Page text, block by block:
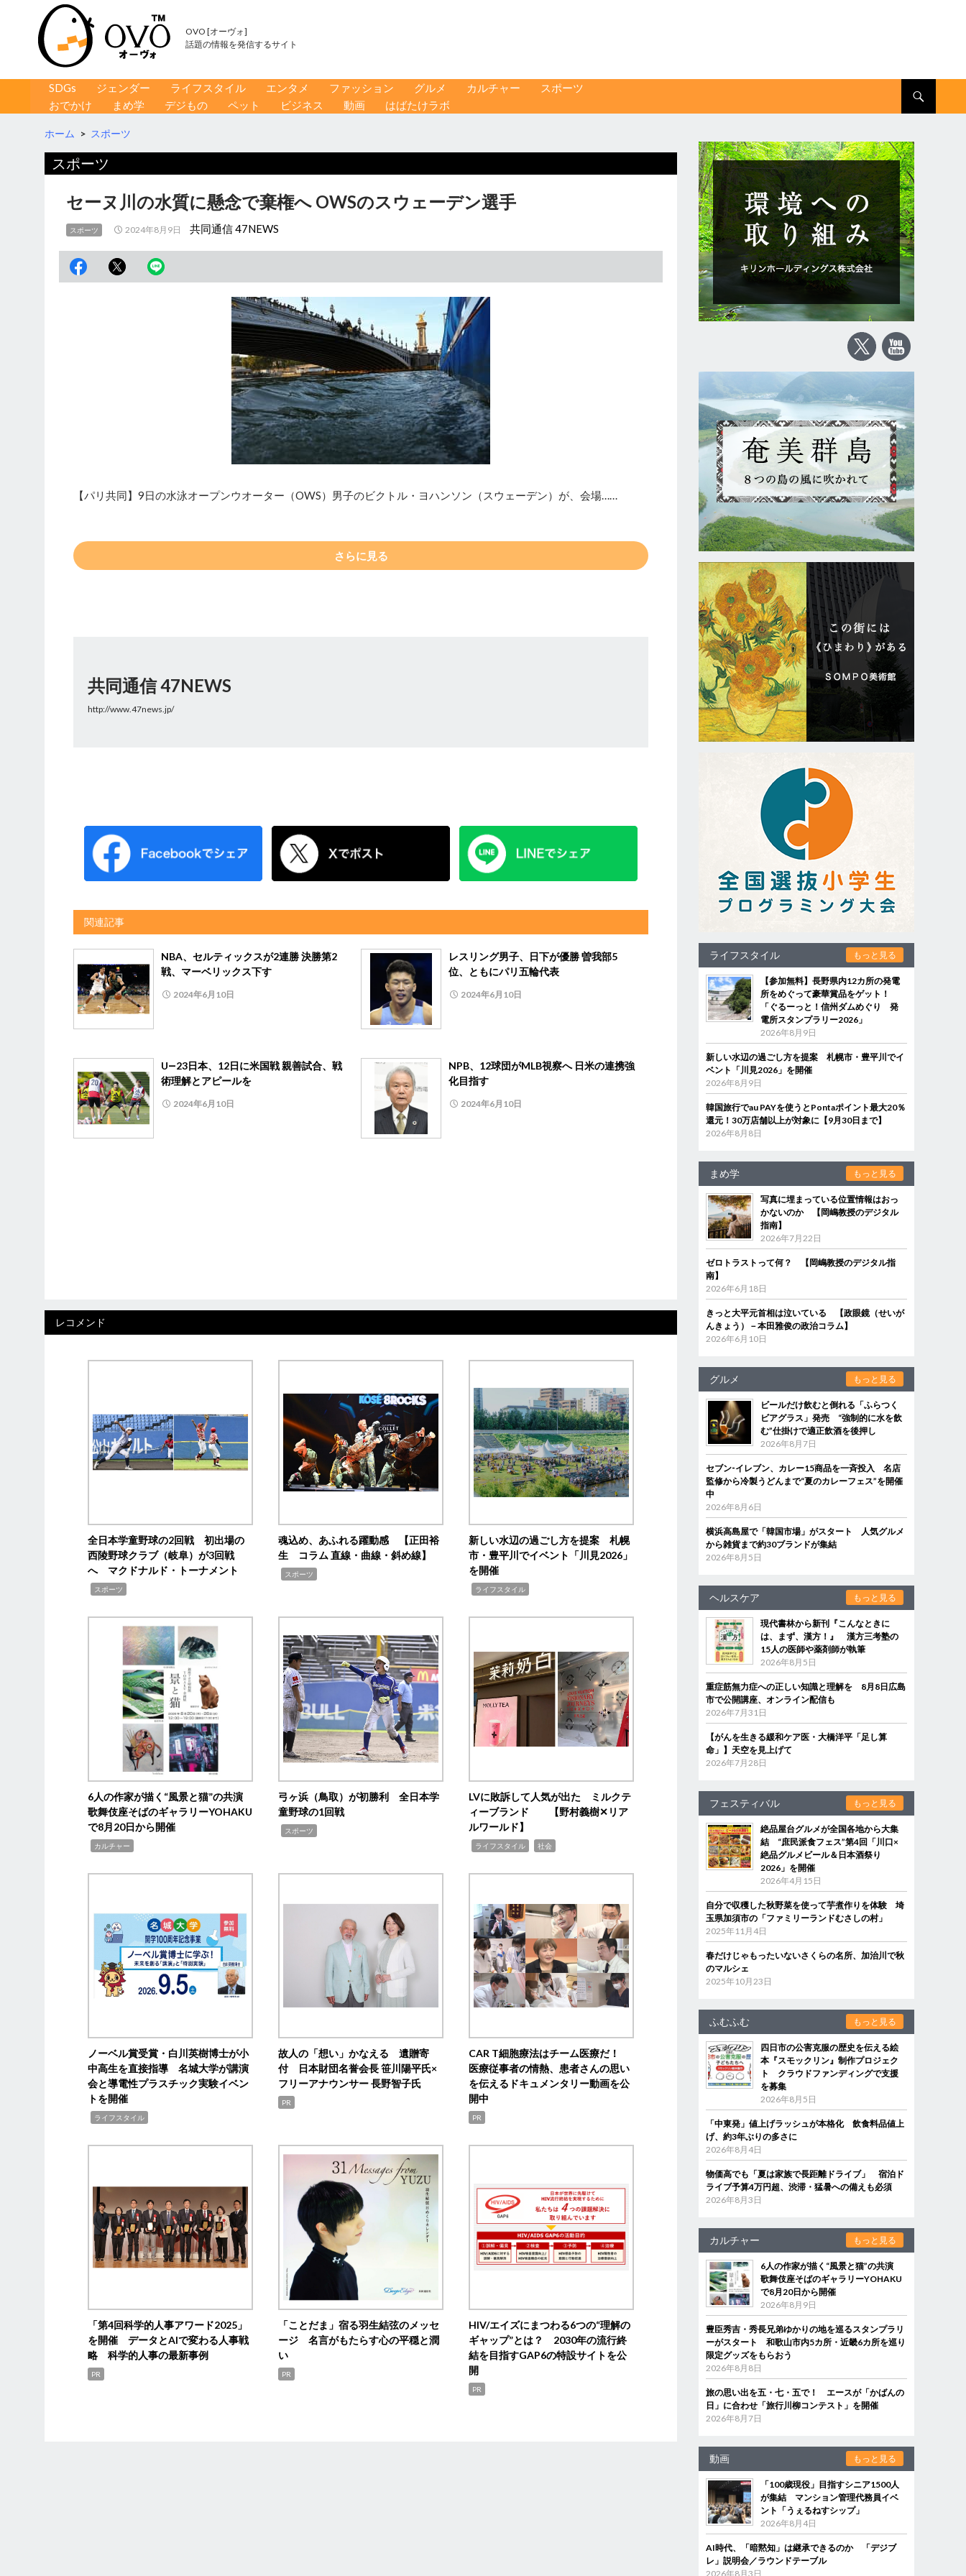
OVO [オーヴォ]
話題の情報を発信するサイト
コンテンツへ移動
SDGs ジェンダー ライフスタイル エンタメ ファッション グルメ カルチャー
スポーツ
おでかけ
まめ学 デジもの ペット ビジネス 動画 はばたけラボ
ホーム > スポーツ
スポーツ
セーヌ川の水質に懸念で棄権へ OWSのスウェーデン選手
スポーツ 2024年8月9日 共同通信 47NEWS
【パリ共同】9日の水泳オープンウオーター（OWS）男子のビクトル・ヨハンソン（スウェーデン）が、会場……
さらに見る
共同通信 47NEWS
http://www.47news.jp/
関連記事
NBA、セルティックスが2連勝 決勝第2
戦、マーベリックス下す
2024年6月10日
レスリング男子、日下が優勝 曽我部5
位、ともにパリ五輪代表
2024年6月10日
U―23日本、12日に米国戦 親善試合、戦
術理解とアピールを
2024年6月10日
NPB、12球団がMLB視察へ 日米の連携強
化目指す
2024年6月10日
レコメンド
全日本学童野球の2回戦 初出場の
西陵野球クラブ（岐阜）が3回戦
へ マクドナルド・トーナメント
スポーツ
魂込め、あふれる躍動感 【正田裕
生 コラム 直線・曲線・斜め線】
スポーツ
新しい水辺の過ごし方を提案 札幌
市・豊平川でイベント「川見2026」
を開催
ライフスタイル
6人の作家が描く“風景と猫”の共演
歌舞伎座そばのギャラリーYOHAKU
で8月20日から開催
カルチャー
弓ヶ浜（鳥取）が初勝利 全日本学
童野球の1回戦
スポーツ
LVに敗訴して人気が出た ミルクテ
ィーブランド 【野村義樹✕リア
ルワールド】
ライフスタイル 社会
ノーベル賞受賞・白川英樹博士が小
中高生を直接指導 名城大学が講演
会と導電性プラスチック実験イベン
トを開催
ライフスタイル
故人の「想い」かなえる 遺贈寄
付 日本財団名誉会長 笹川陽平氏×
フリーアナウンサー 長野智子氏
PR
CAR T細胞療法はチーム医療だ！
医療従事者の情熱、患者さんの思い
を伝えるドキュメンタリー動画を公
開中
PR
「第4回科学的人事アワード2025」
を開催 データとAIで変わる人事戦
略 科学的人事の最新事例
PR
「ことだま」宿る羽生結弦のメッセ
ージ 名言がもたらす心の平穏と潤
い
PR
HIV/エイズにまつわる6つの“理解の
ギャップ”とは？ 2030年の流行終
結を目指すGAP6の特設サイトを公
開
PR
ライフスタイル もっと見る
【参加無料】長野県内12カ所の発電
所をめぐって豪華賞品をゲット！
「ぐるーっと！信州ダムめぐり 発
電所スタンプラリー2026」
2026年8月9日
新しい水辺の過ごし方を提案 札幌市・豊平川でイ
ベント「川見2026」を開催
2026年8月9日
韓国旅行でau PAYを使うとPontaポイント最大20％
還元！30万店舗以上が対象に【9月30日まで】
2026年8月8日
まめ学 もっと見る
写真に埋まっている位置情報はおっ
かないのか 【岡嶋教授のデジタル
指南】
2026年7月22日
ゼロトラストって何？ 【岡嶋教授のデジタル指
南】
2026年6月18日
きっと大平元首相は泣いている 【政眼鏡（せいが
んきょう）－本田雅俊の政治コラム】
2026年6月10日
グルメ もっと見る
ビールだけ飲むと倒れる「ふらつく
ビアグラス」発売 “強制的に水を飲
む”仕掛けで適正飲酒を後押し
2026年8月7日
セブン‐イレブン、カレー15商品を一斉投入 名店
監修から冷製うどんまで“夏のカレーフェス”を開催
中
2026年8月6日
横浜高島屋で「韓国市場」がスタート 人気グルメ
から雑貨まで約30ブランドが集結
2026年8月5日
ヘルスケア もっと見る
現代書林から新刊『こんなときに
は、まず、漢方！』 漢方三考塾の
15人の医師や薬剤師が執筆
2026年8月5日
重症筋無力症への正しい知識と理解を 8月8日広島
市で公開講座、オンライン配信も
2026年7月31日
【がんを生きる緩和ケア医・大橋洋平「足し算
命」】天空を見上げて
2026年7月28日
フェスティバル もっと見る
絶品屋台グルメが全国各地から大集
結 “庶民派食フェス”第4回「川口×
絶品グルメビール＆日本酒祭り
2026」を開催
2026年4月15日
自分で収穫した秋野菜を使って芋煮作りを体験 埼
玉県加須市の「ファミリーランドむさしの村」
2025年11月4日
春だけじゃもったいないさくらの名所、加治川で秋
のマルシェ
2025年10月23日
ふむふむ もっと見る
四日市の公害克服の歴史を伝える絵
本『スモックリン』制作プロジェク
ト クラウドファンディングで支援
を募集
2026年8月5日
「中東発」値上げラッシュが本格化 飲食料品値上
げ、約3年ぶりの多さに
2026年8月4日
物価高でも「夏は家族で長距離ドライブ」 宿泊ド
ライブ予算4万円超、渋滞・猛暑への備えも必須
2026年8月3日
カルチャー もっと見る
6人の作家が描く“風景と猫”の共演
歌舞伎座そばのギャラリーYOHAKU
で8月20日から開催
2026年8月9日
豊臣秀吉・秀長兄弟ゆかりの地を巡るスタンプラリ
ーがスタート 和歌山市内5カ所・近畿6カ所を巡り
限定グッズをもらおう
2026年8月8日
旅の思い出を五・七・五で！ エースが「かばんの
日」に合わせ「旅行川柳コンテスト」を開催
2026年8月7日
動画 もっと見る
「100歳現役」目指すシニア1500人
が集結 マンション管理代務員イベ
ント「うぇるねすシップ」
2026年8月4日
AI時代、「暗黙知」は継承できるのか 「デジブ
レ」説明会／ラウンドテーブル
2026年8月3日